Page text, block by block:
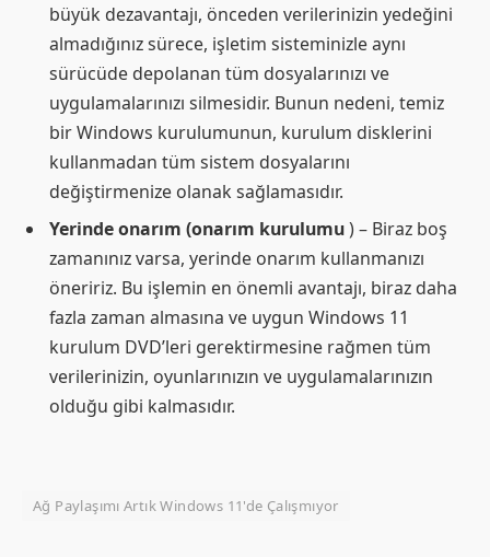
büyük dezavantajı, önceden verilerinizin yedeğini
almadığınız sürece, işletim sisteminizle aynı
sürücüde depolanan tüm dosyalarınızı ve
uygulamalarınızı silmesidir. Bunun nedeni, temiz
bir Windows kurulumunun, kurulum disklerini
kullanmadan tüm sistem dosyalarını
değiştirmenize olanak sağlamasıdır.
Yerinde onarım (onarım kurulumu) – Biraz boş
zamanınız varsa, yerinde onarım kullanmanızı
öneririz. Bu işlemin en önemli avantajı, biraz daha
fazla zaman almasına ve uygun Windows 11
kurulum DVD’leri gerektirmesine rağmen tüm
verilerinizin, oyunlarınızın ve uygulamalarınızın
olduğu gibi kalmasıdır.
Ağ Paylaşımı Artık Windows 11'de Çalışmıyor